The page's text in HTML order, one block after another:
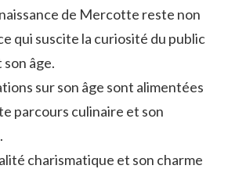
naissance de Mercotte reste non
qui suscite la curiosité du public
âge.
sur son âge sont alimentées
parcours culinaire et son
charismatique et son charme